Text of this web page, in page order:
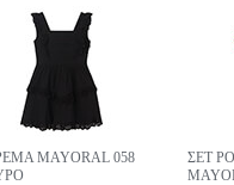
MAYORAL 058
ΣΕΤ